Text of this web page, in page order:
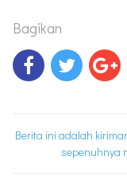
Bagikan
Berita ini adalah
sepenuhnya